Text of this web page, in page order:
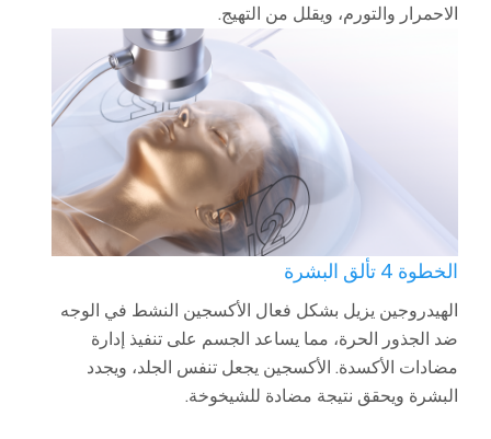
الاحمرار والتورم، ويقلل من التهيج.
الخطوة 4 تألق البشرة
الهيدروجين يزيل بشكل فعال الأكسجين النشط في الوجه
ضد الجذور الحرة، مما يساعد الجسم على تنفيذ إدارة
مضادات الأكسدة. الأكسجين يجعل تنفس الجلد، ويجدد
البشرة ويحقق نتيجة مضادة للشيخوخة.